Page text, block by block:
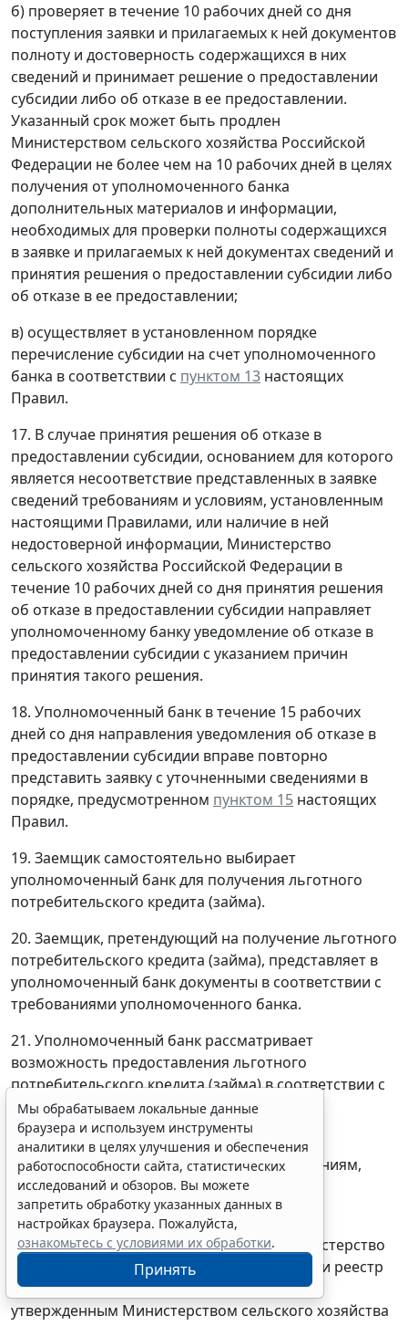
б) проверяет в течение 10 рабочих дней со дня
поступления заявки и прилагаемых к ней документов
полноту и достоверность содержащихся в них
сведений и принимает решение о предоставлении
субсидии либо об отказе в ее предоставлении.
Указанный срок может быть продлен
Министерством сельского хозяйства Российской
Федерации не более чем на 10 рабочих дней в целях
получения от уполномоченного банка
дополнительных материалов и информации,
необходимых для проверки полноты содержащихся
в заявке и прилагаемых к ней документах сведений и
принятия решения о предоставлении субсидии либо
об отказе в ее предоставлении;
в) осуществляет в установленном порядке
перечисление субсидии на счет уполномоченного
банка в соответствии с пунктом 13 настоящих
Правил.
17. В случае принятия решения об отказе в
предоставлении субсидии, основанием для которого
является несоответствие представленных в заявке
сведений требованиям и условиям, установленным
настоящими Правилами, или наличие в ней
недостоверной информации, Министерство
сельского хозяйства Российской Федерации в
течение 10 рабочих дней со дня принятия решения
об отказе в предоставлении субсидии направляет
уполномоченному банку уведомление об отказе в
предоставлении субсидии с указанием причин
принятия такого решения.
18. Уполномоченный банк в течение 15 рабочих
дней со дня направления уведомления об отказе в
предоставлении субсидии вправе повторно
представить заявку с уточненными сведениями в
порядке, предусмотренном пунктом 15 настоящих
Правил.
19. Заемщик самостоятельно выбирает
уполномоченный банк для получения льготного
потребительского кредита (займа).
20. Заемщик, претендующий на получение льготного
потребительского кредита (займа), представляет в
уполномоченный банк документы в соответствии с
требованиями уполномоченного банка.
21. Уполномоченный банк рассматривает
возможность предоставления льготного
потребительского кредита (займа) в соответствии с
правилами и процедурами, принятыми в
уполномоченном банке.
Проверка соответствия заемщика требованиям,
указанным впункте 20настоящих Правил,
проводится уполномоченным банком.
Уполномоченный банк направляет в Министерство
сельского хозяйства Российской Федерации реестр
заемщиков в соответствии с порядком,
утвержденным Министерством сельского хозяйства
Мы обрабатываем локальные данные
браузера и используем инструменты
аналитики в целях улучшения и обеспечения
работоспособности сайта, статистических
исследований и обзоров. Вы можете
запретить обработку указанных данных в
настройках браузера. Пожалуйста,
ознакомьтесь с условиями их обработки.
Принять